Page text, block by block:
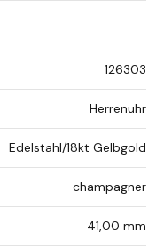
126303
Herrenuhr
Edelstahl/18kt Gelbgold
champagner
41,00 mm